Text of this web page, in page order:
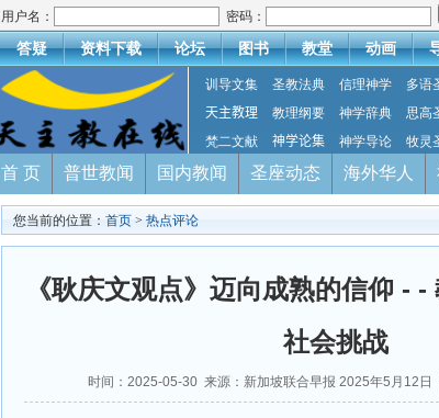
用户名： 密码：
答疑 资料下载 论坛 图书 教堂 动画
训导文集 圣教法典 信理神学 多语
天主教理
教理纲要 神学辞典 思高
梵二文献
神学论集 神学导论 牧灵
首 页 普世教闻 国内教闻 圣座动态 海外华人
您当前的位置： 首页 > 热点评论
《耿庆文观点》迈向成熟的信仰 -
社会挑战
时间：2025-05-30 来源：新加坡联合早报 2025年5月12日